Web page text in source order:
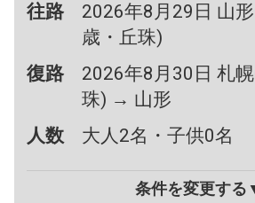
往路
2026年8月29日 山
歳・丘珠)
復路
2026年8月30日 札
珠) → 山形
人数
大人2名・子供0名
条件を変更する